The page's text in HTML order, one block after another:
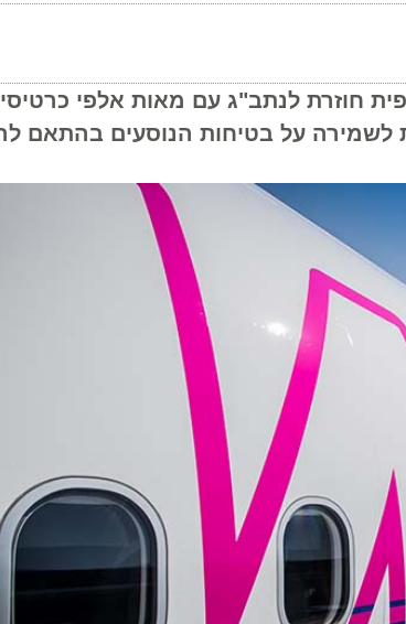
לנתב"ג עם מאות אלפי כרטיסים
על בטיחות הנוסעים בהתאם